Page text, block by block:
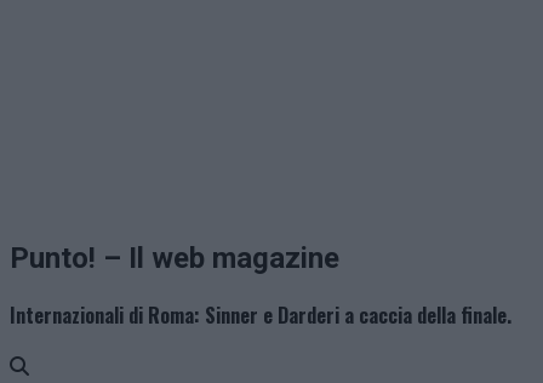
Punto! – Il web magazine
Internazionali di Roma: Sinner e Darderi a caccia della finale.